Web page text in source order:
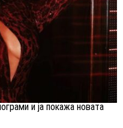
и ја покажа новата